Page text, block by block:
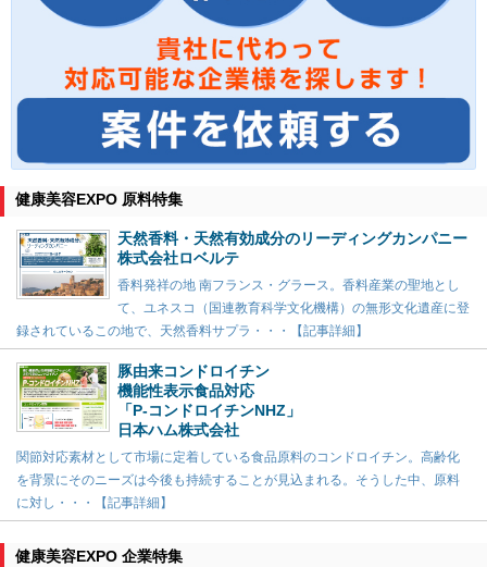
健康美容EXPO 原料特集
天然香料・天然有効成分のリーディングカンパニー
株式会社ロベルテ
香料発祥の地 南フランス・グラース。香料産業の聖地とし
て、ユネスコ（国連教育科学文化機構）の無形文化遺産に登
録されているこの地で、天然香料サプラ・・・【記事詳細】
豚由来コンドロイチン
機能性表示食品対応
「P-コンドロイチンNHZ」
日本ハム株式会社
関節対応素材として市場に定着している食品原料のコンドロイチン。高齢化
を背景にそのニーズは今後も持続することが見込まれる。そうした中、原料
に対し・・・【記事詳細】
健康美容EXPO 企業特集